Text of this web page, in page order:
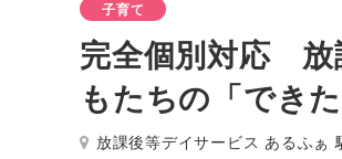
子育て
完全個別対応
もたちの「でき
放課後等デイサービス あるふぁ